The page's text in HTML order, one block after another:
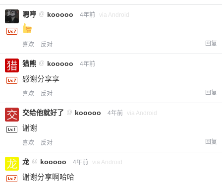
2 元 5 元
¥
嗯哼 @ kooooo 4年前 via Android
喜欢 反对 回复
猎熊 @ kooooo 4年前
感谢分享享
喜欢 反对 回复
交给他就好了 @ kooooo 4年前 via Android
谢谢
喜欢 反对 回复
龙 @ kooooo 4年前 via Android
谢谢分享啊哈哈